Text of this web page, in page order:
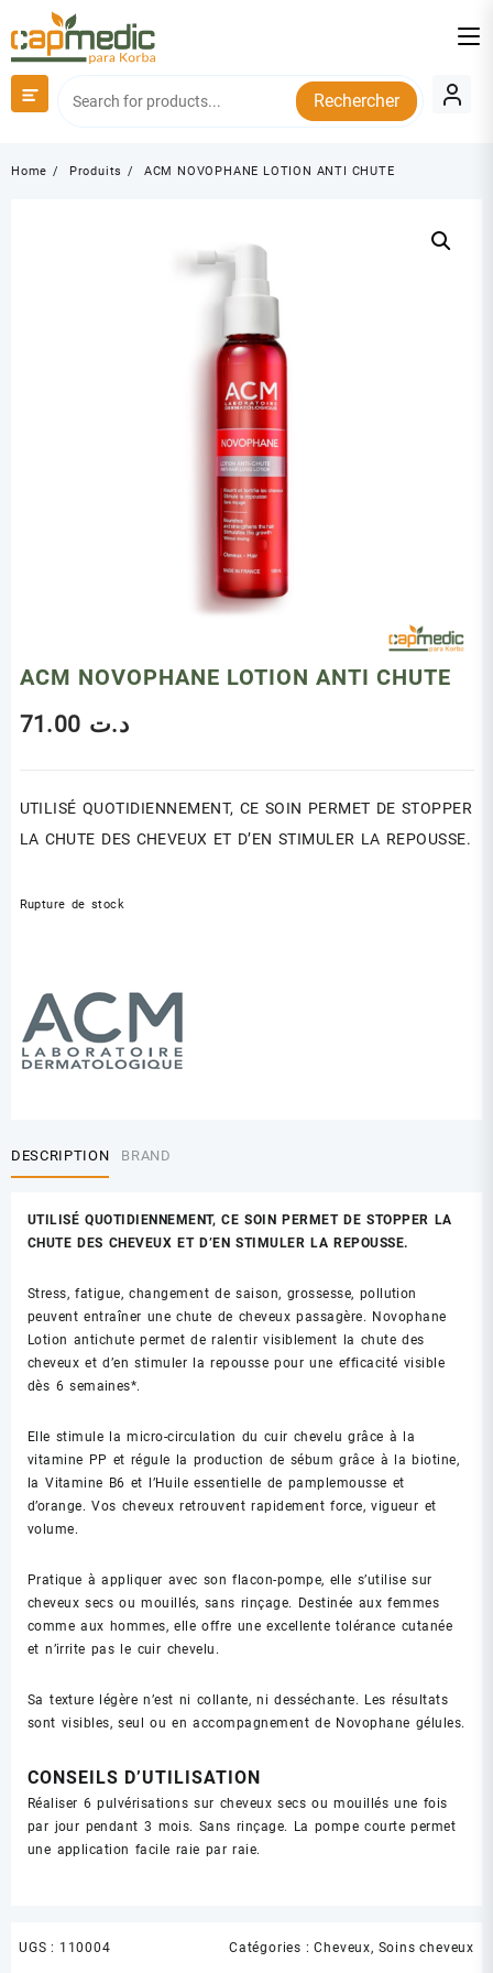
to
content
Rechercher
Home Produits ACM NOVOPHANE LOTION ANTI CHUTE
ACM NOVOPHANE LOTION ANTI CHUTE
د.ت
UTILISÉ QUOTIDIENNEMENT, CE SOIN PERMET DE STOPPER
LA CHUTE DES CHEVEUX ET D’EN STIMULER LA REPOUSSE.
Rupture de stock
DESCRIPTION BRAND
UTILISÉ QUOTIDIENNEMENT, CE SOIN PERMET DE STOPPER LA
CHUTE DES CHEVEUX ET D’EN STIMULER LA REPOUSSE.
Stress, fatigue, changement de saison, grossesse, pollution
peuvent entraîner une chute de cheveux passagère. Novophane
Lotion antichute permet de ralentir visiblement la chute des
cheveux et d’en stimuler la repousse pour une efficacité visible
dès 6 semaines*.
Elle stimule la micro-circulation du cuir chevelu grâce à la
vitamine PP et régule la production de sébum grâce à la biotine,
la Vitamine B6 et l’Huile essentielle de pamplemousse et
d’orange. Vos cheveux retrouvent rapidement force, vigueur et
volume.
Pratique à appliquer avec son flacon-pompe, elle s’utilise sur
cheveux secs ou mouillés, sans rinçage. Destinée aux femmes
comme aux hommes, elle offre une excellente tolérance cutanée
et n’irrite pas le cuir chevelu.
Sa texture légère n’est ni collante, ni desséchante. Les résultats
sont visibles, seul ou en accompagnement de Novophane gélules.
CONSEILS D’UTILISATION
Réaliser 6 pulvérisations sur cheveux secs ou mouillés une fois
par jour pendant 3 mois. Sans rinçage. La pompe courte permet
une application facile raie par raie.
UGS : 110004 Catégories :Cheveux, Soins cheveux